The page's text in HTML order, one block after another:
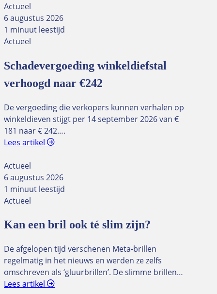
Actueel
6 augustus 2026
1 minuut leestijd
Actueel
Schadevergoeding winkeldiefstal
verhoogd naar €242
De vergoeding die verkopers kunnen verhalen op
winkeldieven stijgt per 14 september 2026 van €
181 naar € 242….
Lees artikel
Actueel
6 augustus 2026
1 minuut leestijd
Actueel
Kan een bril ook té slim zijn?
De afgelopen tijd verschenen Meta-brillen
regelmatig in het nieuws en werden ze zelfs
omschreven als ‘gluurbrillen’. De slimme brillen…
Lees artikel